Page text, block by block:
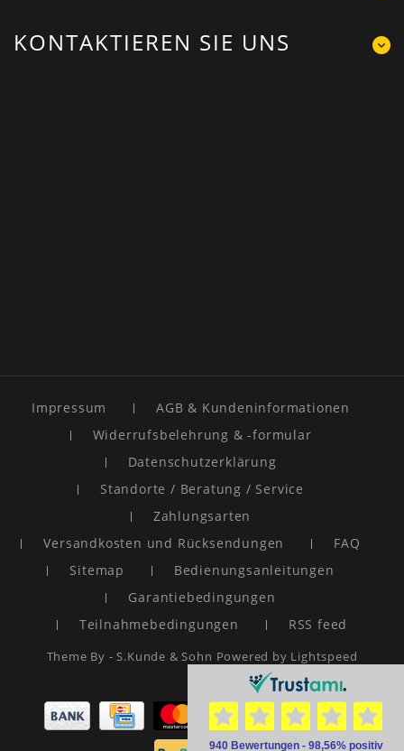
KONTAKTIEREN SIE UNS
Impressum
AGB & Kundeninformationen
Widerrufsbelehrung & -formular
Datenschutzerklärung
Standorte / Beratung / Service
Zahlungsarten
Versandkosten und Rücksendungen
FAQ
Sitemap
Bedienungsanleitungen
Garantiebedingungen
Teilnahmebedingungen
RSS feed
Theme By -S.Kunde & Sohn Powered by Lightspeed